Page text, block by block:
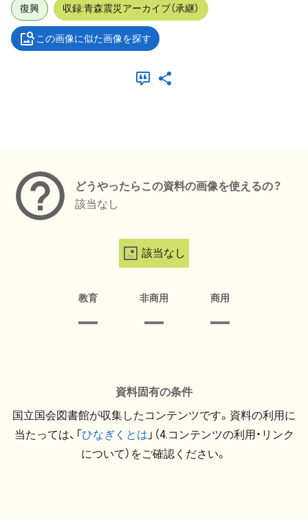
復興 収録:青森震災アーカイブ（承継）
この画像に似た画像を探す
どうやったらこの資料の画像を使えるの？
該当なし
該当なし
教育 非商用 商用
資料固有の条件
国立国会図書館が収集したコンテンツです。資料の利用に
当たっては、「ひなぎくとは 」（4.コンテンツの利用・リンク
について）をご確認ください。